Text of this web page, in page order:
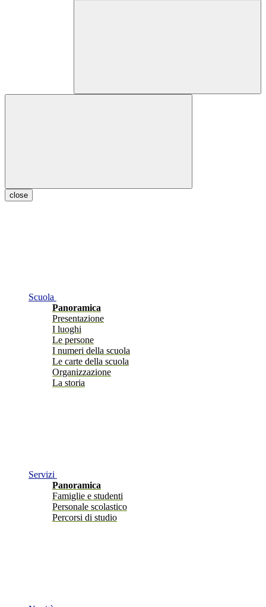
close
Scuola
Panoramica
Presentazione
I luoghi
Le persone
I numeri della scuola
Le carte della scuola
Organizzazione
La storia
Servizi
Panoramica
Famiglie e studenti
Personale scolastico
Percorsi di studio